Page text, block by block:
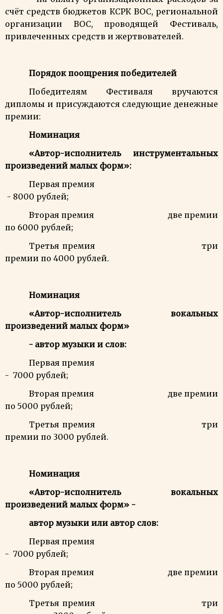
счёт средств бюджетов КСРК ВОС, региональной
организации ВОС, проводящей Фестиваль,
привлеченных средств и жертвователей.
Порядок поощрения победителей
Победителям Фестиваля вручаются
дипломы и присуждаются следующие денежные
премии:
Номинация
«Автор-исполнитель инструментальных
произведений малых форм»:
Первая премия
- 8000 рублей;
Вторая премия две премии
по 6000 рублей;
Третья премия три
премии по 4000 рублей.
Номинация
«Автор-исполнитель вокальных
произведений малых форм»
- автор музыки и слов:
Первая премия
- 7000 рублей;
Вторая премия две премии
по 5000 рублей;
Третья премия три
премии по 3000 рублей.
Номинация
«Автор-исполнитель вокальных
произведений малых форм» -
автор музыки или автор слов:
Первая премия
- 7000 рублей;
Вторая премия две премии
по 5000 рублей;
Третья премия три